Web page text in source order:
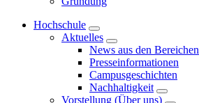
Hochschule
Aktuelles
News aus den Bereichen
Presseinformationen
Campusgeschichten
Nachhaltigkeit
Vorstellung (Über uns)